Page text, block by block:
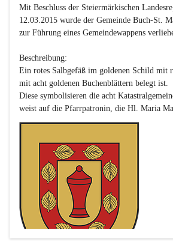
Mit Beschluss der Steiermärkischen
12.03.2015 wurde der Gemeinde Buch-St.
zur Führung eines Gemeindewappens
Beschreibung:
Ein rotes Salbgefäß im goldenen Schild mit
mit acht goldenen Buchenblättern belegt ist.
Diese symbolisieren die acht